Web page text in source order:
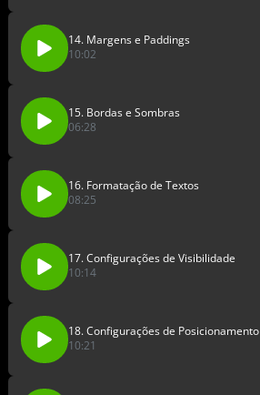
14. Margens e Paddings
10:02
15. Bordas e Sombras
06:28
16. Formatação de Textos
08:25
17. Configurações de Visibilidade
10:14
18. Configurações de Posicionamento
10:21